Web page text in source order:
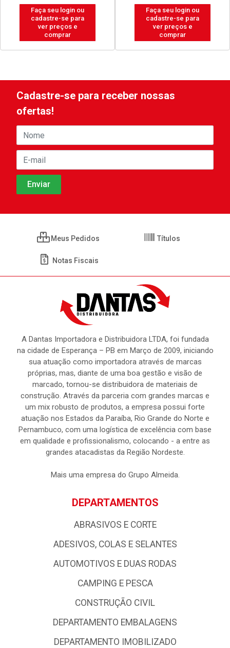
Faça seu login ou
cadastre-se para
ver preços e
comprar
Faça seu login ou
cadastre-se para
ver preços e
comprar
Cadastre-se para receber nossas
ofertas!
Meus Pedidos Títulos
Notas Fiscais
A Dantas Importadora e Distribuidora LTDA, foi fundada
na cidade de Esperança – PB em Março de 2009, iniciando
sua atuação como importadora através de marcas
próprias, mas, diante de uma boa gestão e visão de
marcado, tornou-se distribuidora de materiais de
construção. Através da parceria com grandes marcas e
um mix robusto de produtos, a empresa possui forte
atuação nos Estados da Paraíba, Rio Grande do Norte e
Pernambuco, com uma logística de excelência com base
em qualidade e profissionalismo, colocando - a entre as
grandes atacadistas da Região Nordeste.
Mais uma empresa do Grupo Almeida.
DEPARTAMENTOS
ABRASIVOS E CORTE
ADESIVOS, COLAS E SELANTES
AUTOMOTIVOS E DUAS RODAS
CAMPING E PESCA
CONSTRUÇÃO CIVIL
DEPARTAMENTO EMBALAGENS
DEPARTAMENTO IMOBILIZADO